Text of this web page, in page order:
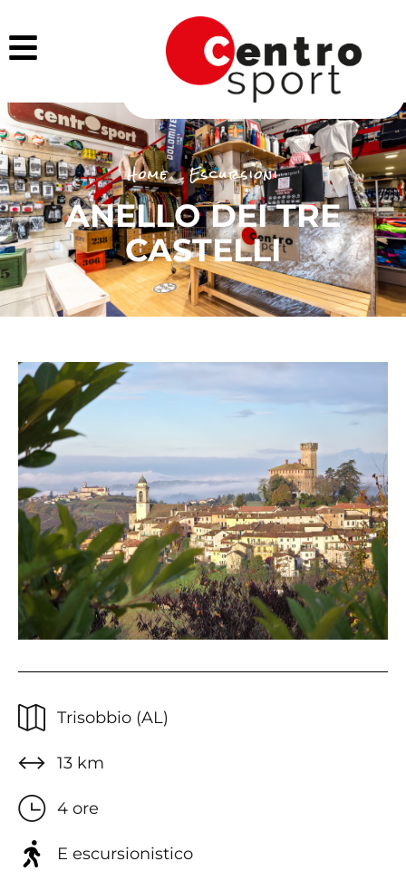
Home Escursioni
ANELLO DEI TRE
CASTELLI
Trisobbio (AL)
13 km
4 ore
E escursionistico